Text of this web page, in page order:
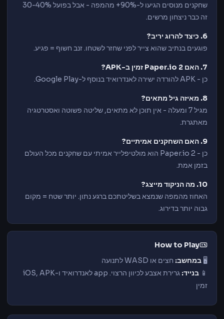
שחקנים מנוסים הגיעו ל-90%+ מהמפה - אבל בפועל 30-40%
זה כבר ניצחון מרשים.
6. כיצד להרוג יריב?
פוגעים בנתיב שהוא צייר לפני שחזר לשטחו. זנב חשוף = פגיע.
7. האם Paper.io 2 זמין ב-APK?
כן - APK להורדה ישירה לאנדרואיד בנוסף ל-Google Play.
8. מאיזה גיל מתאים?
מגיל 7 ומעלה - אין תוכן לא מתאים, שליטה פשוטה ואסטרטגיה
מאתגרת.
9. האם השחקנים אמיתיים?
כן - Paper.io 2 הוא מולטיפלייר אמיתי עם שחקנים מכל העולם
בזמן אמת.
10. מה הניקוד מייצג?
האחוז מהמפה שנמצא בשליטתכם ברגע נתון. יותר שטח = מקום
גבוה יותר בדירוג.
How to Play
🖥️ במחשב: חצים או WASD
לתנועה
📱 בנייד: גרירת אצבע לכיוון
הרצוי. app לאנדרואיד ו-iOS, APK
זמין